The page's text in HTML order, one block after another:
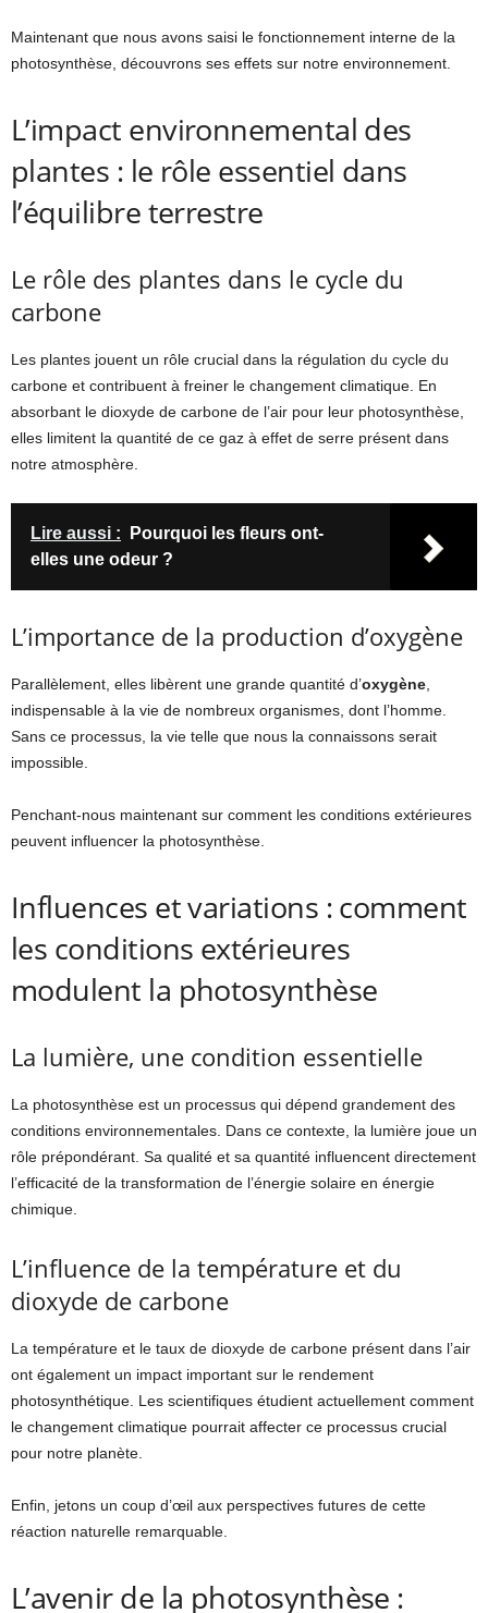
Maintenant que nous avons saisi le fonctionnement interne de la
photosynthèse, découvrons ses effets sur notre environnement.
L’impact environnemental des
plantes : le rôle essentiel dans
l’équilibre terrestre
Le rôle des plantes dans le cycle du
carbone
Les plantes jouent un rôle crucial dans la régulation du cycle du
carbone et contribuent à freiner le changement climatique. En
absorbant le dioxyde de carbone de l’air pour leur photosynthèse,
elles limitent la quantité de ce gaz à effet de serre présent dans
notre atmosphère.
Lire aussi :
Pourquoi les fleurs ont-
elles une odeur ?
L’importance de la production d’oxygène
Parallèlement, elles libèrent une grande quantité d’oxygène
indispensable à la vie de nombreux organismes, dont l’homme.
Sans ce processus, la vie telle que nous la connaissons serait
impossible.
Penchant-nous maintenant sur comment les conditions extérieures
peuvent influencer la photosynthèse.
Influences et variations : comment
les conditions extérieures
modulent la photosynthèse
La lumière, une condition essentielle
La photosynthèse est un processus qui dépend grandement des
conditions environnementales. Dans ce contexte, la lumière joue un
rôle prépondérant. Sa qualité et sa quantité influencent directement
l’efficacité de la transformation de l’énergie solaire en énergie
chimique.
L’influence de la température et du
dioxyde de carbone
La température et le taux de dioxyde de carbone présent dans l’air
ont également un impact important sur le rendement
photosynthétique. Les scientifiques étudient actuellement comment
le changement climatique pourrait affecter ce processus crucial
pour notre planète.
Enfin, jetons un coup d’œil aux perspectives futures de cette
réaction naturelle remarquable.
L’avenir de la photosynthèse :